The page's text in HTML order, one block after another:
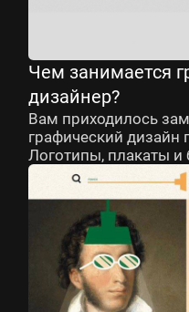
Чем занимается
дизайнер?
Вам приходилось
графический дизайн
Логотипы, плакаты
сайтов, брендбуки,
и обложки для книг —
этих универсальных
Спектр деятельности
дизайнеров велик,
профессии
направлений.
отличаются?